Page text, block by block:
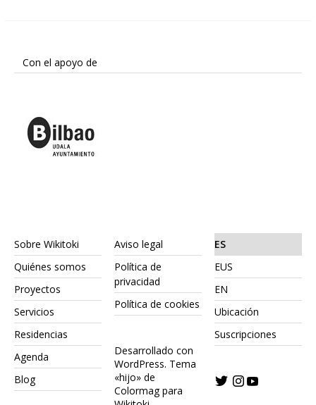
Con el apoyo de
Sobre Wikitoki
Quiénes somos
Proyectos
Servicios
Residencias
Agenda
Blog
Aviso legal
Política de
privacidad
Política de cookies
Desarrollado con
WordPress. Tema
«hijo» de
Colormag para
ES
EUS
EN
Ubicación
Suscripciones